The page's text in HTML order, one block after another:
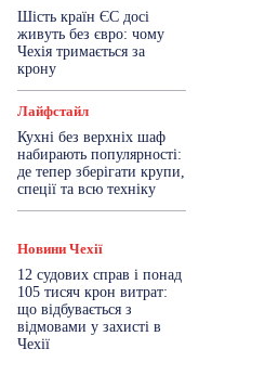
Шість країн ЄС досі
живуть без євро: чому
Чехія тримається за
крону
Лайфстайл
Кухні без верхніх шаф
набирають популярності:
де тепер зберігати крупи,
спеції та всю техніку
Новини Чехії
12 судових справ і понад
105 тисяч крон витрат:
що відбувається з
відмовами у захисті в
Чехії